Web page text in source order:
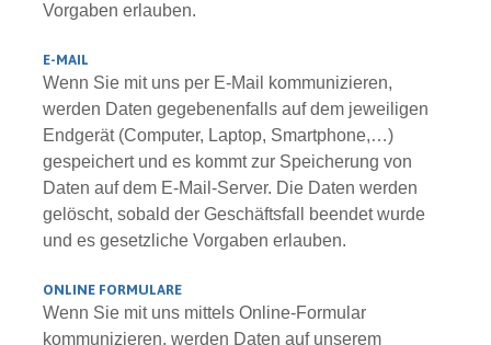
Vorgaben erlauben.
E-MAIL
Wenn Sie mit uns per E-Mail kommunizieren,
werden Daten gegebenenfalls auf dem jeweiligen
Endgerät (Computer, Laptop, Smartphone,…)
gespeichert und es kommt zur Speicherung von
Daten auf dem E-Mail-Server. Die Daten werden
gelöscht, sobald der Geschäftsfall beendet wurde
und es gesetzliche Vorgaben erlauben.
ONLINE FORMULARE
Wenn Sie mit uns mittels Online-Formular
kommunizieren, werden Daten auf unserem